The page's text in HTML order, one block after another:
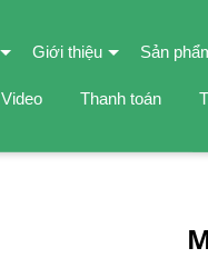
Giới thiệu Sản
Video Thanh toán